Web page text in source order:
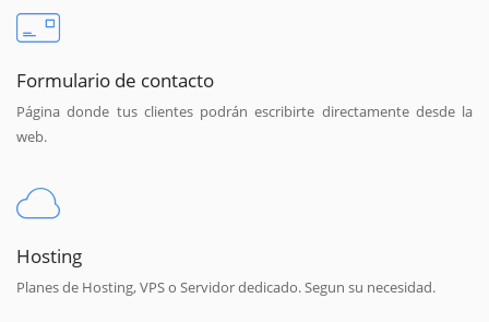
Formulario de contacto
Página donde tus clientes podrán escribirte directamente desde la
web.
Hosting
Planes de Hosting, VPS o Servidor dedicado. Segun su necesidad.